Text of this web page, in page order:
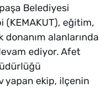
Belediyesi
(KEMAKUT), eğitim,
alanlarında
ediyor. Afet
yapan ekip, ilçenin